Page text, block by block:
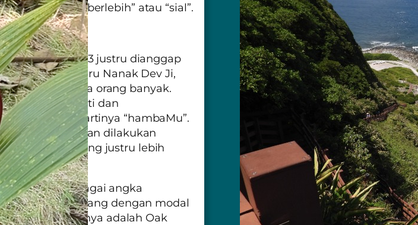
orang yang “berlebih” atau “sial”.
sial?
India, angka 13 justru dianggap
dipanggil Guru Nanak Dev Ji,
kepada orang banyak.
13, dia berhenti dan
ulang. Terah artinya “hambaMu”.
kepada raja dan dilakukan
jumlah uang justru lebih
angka 13 sebagai angka
1819 oleh 13 orang dengan modal
Alamat kampusnya adalah Oak